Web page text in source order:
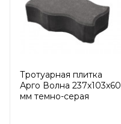
Тротуарная плитка
Арго Волна 237x103x60
мм темно-серая